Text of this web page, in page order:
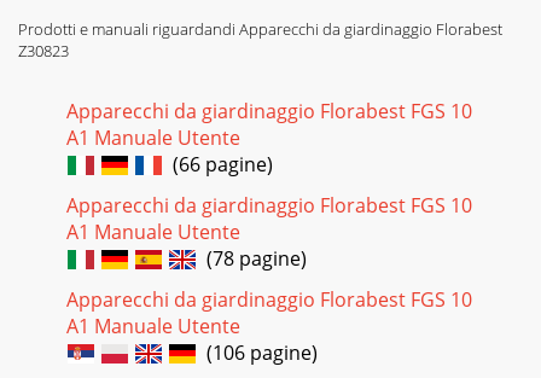
Prodotti e manuali riguardandi Apparecchi da giardinaggio Florabest
Z30823
Apparecchi da giardinaggio Florabest FGS 10
A1 Manuale Utente
(66 pagine)
Apparecchi da giardinaggio Florabest FGS 10
A1 Manuale Utente
(78 pagine)
Apparecchi da giardinaggio Florabest FGS 10
A1 Manuale Utente
(106 pagine)